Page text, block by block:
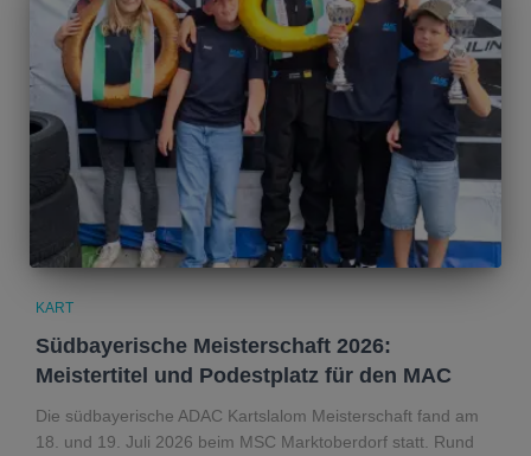
KART
Südbayerische Meisterschaft 2026:
Meistertitel und Podestplatz für den MAC
Die südbayerische ADAC Kartslalom Meisterschaft fand am
18. und 19. Juli 2026 beim MSC Marktoberdorf statt. Rund